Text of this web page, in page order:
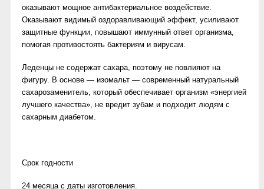
оказывают мощное антибактериальное воздействие.
Оказывают видимый оздоравливающий эффект, усиливают
защитные функции, повышают иммунный ответ организма,
помогая противостоять бактериям и вирусам.
Леденцы не содержат сахара, поэтому не повлияют на
фигуру. В основе — изомальт — современный натуральный
сахарозаменитель, который обеспечивает организм «энергией
лучшего качества», не вредит зубам и подходит людям с
сахарным диабетом.
Срок годности
24 месяца с даты изготовления.